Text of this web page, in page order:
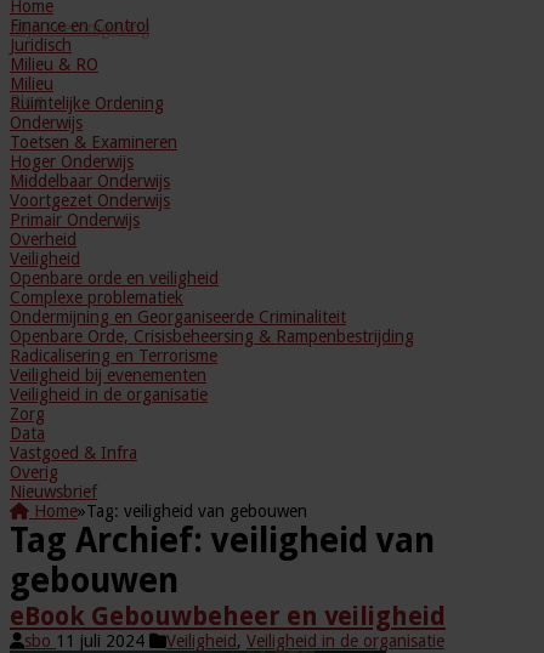
Mijn Leeromgeving
Blog
Home
Finance en Control
Juridisch
Milieu & RO
Milieu
Ruimtelijke Ordening
Onderwijs
Toetsen & Examineren
Hoger Onderwijs
Middelbaar Onderwijs
Voortgezet Onderwijs
Primair Onderwijs
Overheid
Veiligheid
Openbare orde en veiligheid
Complexe problematiek
Ondermijning en Georganiseerde Criminaliteit
Openbare Orde, Crisisbeheersing & Rampenbestrijding
Radicalisering en Terrorisme
Veiligheid bij evenementen
Veiligheid in de organisatie
Zorg
Data
Vastgoed & Infra
Overig
Nieuwsbrief
Home»Tag: veiligheid van gebouwen
Tag Archief: veiligheid van
gebouwen
eBook Gebouwbeheer en veiligheid
sbo 11 juli 2024 Veiligheid, Veiligheid in de organisatie